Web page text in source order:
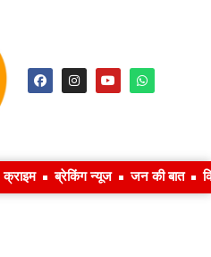
क्राइम ब्रेकिंग न्यूज जन की बात